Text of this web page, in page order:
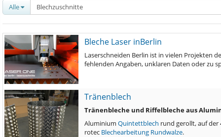
Alle
Bleche Laser inBerlin
Laserschneiden Berlin ist in vielen Projekten
fehlenden Angaben, unklaren Daten oder zu
Tränenblech
Tränenbleche und Riffelbleche aus
Aluminium Quintettblech rund gerollt, auf der
rotec Blechearbeitung Rundwalze.